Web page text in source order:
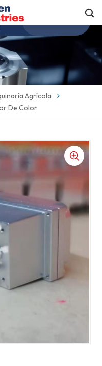
una cotización
Agrícola
De Color